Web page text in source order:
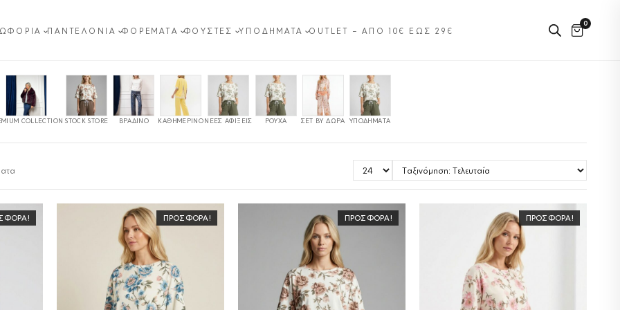
ΠΑΝΤΕΛΌΝΙΑ ΦΟΡΈΜΑΤΑ ΦΟΎΣΤΕΣ ΥΠΟΔΉΜΑΤΑ OUTLET – ΑΠΌ 10€ ΈΩΣ 29€
0
COLLECTION STOCK STORE ΒΡΑΔΙΝΌ ΚΑΘΗΜΕΡΙΝΌΝΈΕΣ ΑΦΊΞΕΙΣ ΡΟΎΧΑ ΣΕΤ BY ΔΏΡΑ ΥΠΟΔΉΜΑΤΑ
ΠΡΟΣΦΟΡΆ! ΠΡΟΣΦΟΡΆ! ΠΡΟΣΦΟΡΆ!